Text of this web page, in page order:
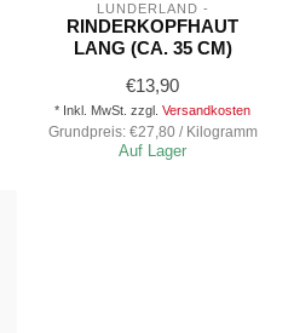
LUNDERLAND -
RINDERKOPFHAUT
LANG (CA. 35 CM)
€13,90
* Inkl. MwSt. zzgl. Versandkosten
Grundpreis: €27,80 / Kilogramm
Auf Lager